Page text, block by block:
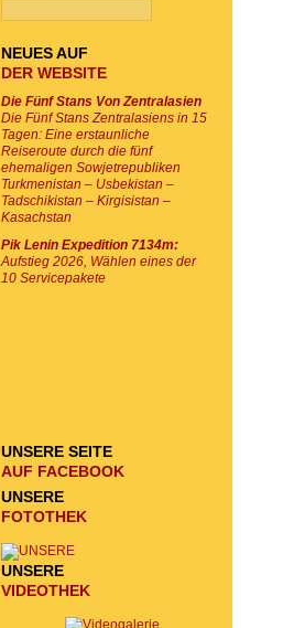
NEUES AUF
DER WEBSITE
Die Fünf Stans Von Zentralasien
Die Fünf Stans Zentralasiens in 15
Tagen: Eine erstaunliche
Reiseroute durch die fünf
ehemaligen Sowjetrepubliken
Turkmenistan – Usbekistan –
Tadschikistan – Kirgisistan –
Kasachstan
Pik Lenin Expedition 7134m:
Aufstieg 2026, Wählen eines der
10 Servicepakete
UNSERE SEITE
AUF FACEBOOK
UNSERE
FOTOTHEK
UNSERE
VIDEOTHEK